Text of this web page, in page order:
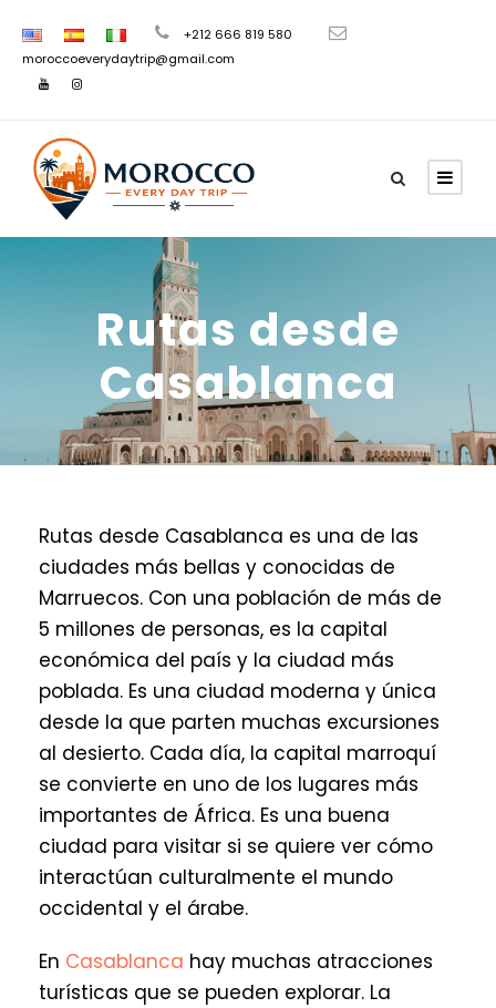
+212 666 819 580
moroccoeverydaytrip@gmail.com
Rutas desde
Casablanca
Rutas desde Casablanca es una de las
ciudades más bellas y conocidas de
Marruecos. Con una población de más de
5 millones de personas, es la capital
económica del país y la ciudad más
poblada. Es una ciudad moderna y única
desde la que parten muchas excursiones
al desierto. Cada día, la capital marroquí
se convierte en uno de los lugares más
importantes de África. Es una buena
ciudad para visitar si se quiere ver cómo
interactúan culturalmente el mundo
occidental y el árabe.
En Casablanca hay muchas atracciones
turísticas que se pueden explorar. La